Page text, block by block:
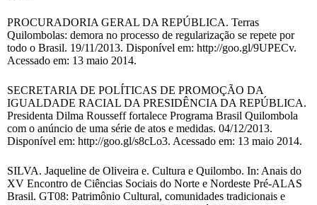
PROCURADORIA GERAL DA REPÚBLICA. Terras
Quilombolas: demora no processo de regularização se repete por
todo o Brasil. 19/11/2013. Disponível em: http://goo.gl/9UPECv.
Acessado em: 13 maio 2014.
SECRETARIA DE POLÍTICAS DE PROMOÇÃO DA
IGUALDADE RACIAL DA PRESIDÊNCIA DA REPÚBLICA.
Presidenta Dilma Rousseff fortalece Programa Brasil Quilombola
com o anúncio de uma série de atos e medidas. 04/12/2013.
Disponível em: http://goo.gl/s8cLo3. Acessado em: 13 maio 2014.
SILVA. Jaqueline de Oliveira e. Cultura e Quilombo. In: Anais do
XV Encontro de Ciências Sociais do Norte e Nordeste Pré-ALAS
Brasil. GT08: Patrimônio Cultural, comunidades tradicionais e